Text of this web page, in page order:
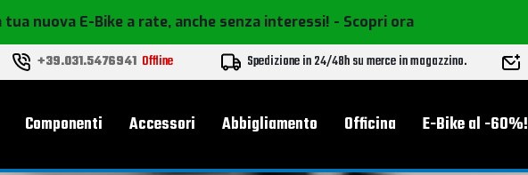
tua nuova E-Bike a rate, anche senza interessi! - Scopri ora
+39.031.5476941 Offline Spedizione in 24/48h su merce in magazzino.
Componenti Accessori Abbigliamento Officina E-Bike al -60%!